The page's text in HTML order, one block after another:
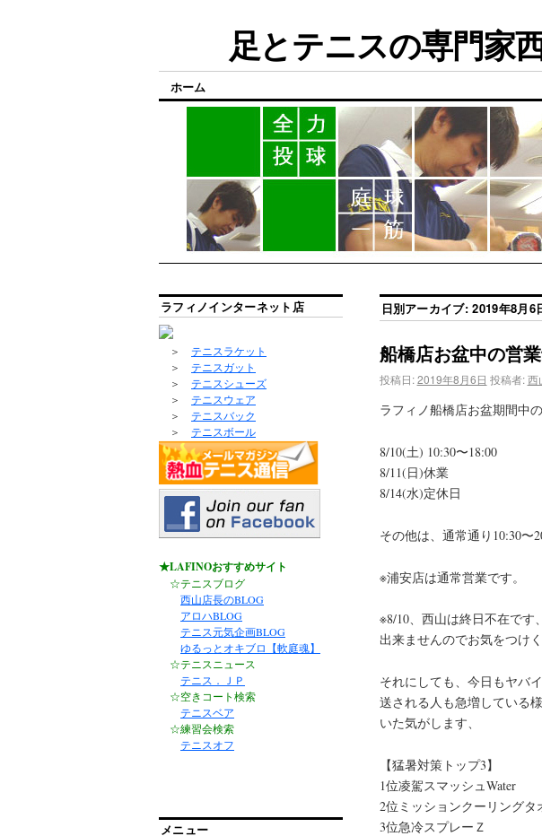
足とテニスの専門家
ホーム
日別アーカイブ:2019年8月6
船橋店お盆中の営業
投稿日: 2019年8月6日 投稿者: 西
ラフィノ船橋店お盆期間中
8/10(土) 10:30〜18:00
8/11(日)休業
8/14(水)定休日
その他は、通常通り10:30〜
※浦安店は通常営業です。
※8/10、西山は終日不在で
出来ませんのでお気をつけく
それにしても、今日もヤバ
送される人も急増している
いた気がします、
【猛暑対策トップ3】
1位凌駕スマッシュWater
2位ミッションクーリングタ
3位急冷スプレーＺ
ラフィノインターネット店
＞ テニスラケット
＞ テニスガット
＞ テニスシューズ
＞ テニスウェア
＞ テニスバック
＞ テニスボール
★LAFINOおすすめサイト
☆テニスブログ
西山店長のBLOG
アロハBLOG
テニス元気企画BLOG
ゆるっとオキブロ【軟庭魂】
☆テニスニュース
テニス．ＪＰ
☆空きコート検索
テニスベア
☆練習会検索
テニスオフ
メニュー